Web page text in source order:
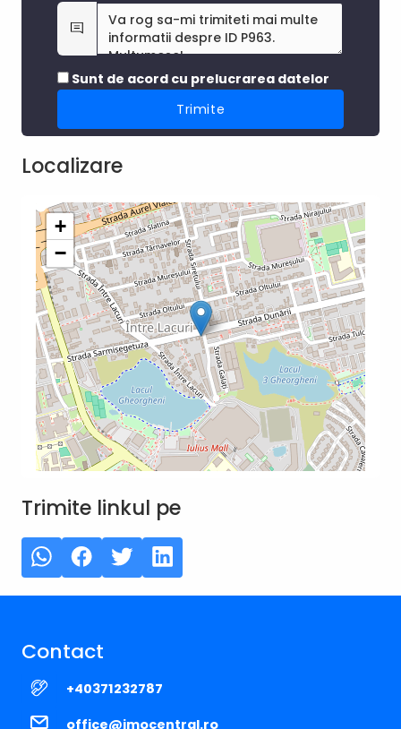
Sunt de acord cu prelucrarea datelor
Localizare
+
−
Trimite linkul pe
Contact
+40371232787
office@imocentral.ro